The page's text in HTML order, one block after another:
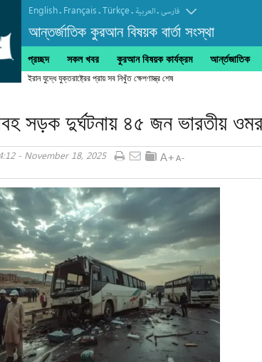
English. Français.Türkçe. العربیة.فارسی
আন্তর্জাতিক কুরআন বিষয়ক বার্তা সংস্থা
প্রচ্ছদ সকল খবর কুরআন বিষয়ক কার্যক্রম আর্ন্তজাতিক
সড়ক দুর্ঘটনায় ৪৫ জন ভারতীয়
- November 18, 2025